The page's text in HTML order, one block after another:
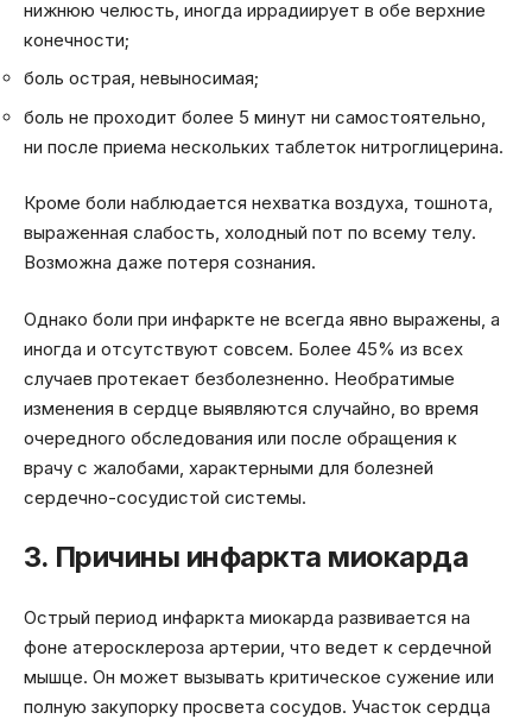
нижнюю челюсть, иногда иррадиирует в обе верхние
конечности;
боль острая, невыносимая;
боль не проходит более 5 минут ни самостоятельно,
ни после приема нескольких таблеток нитроглицерина.
Кроме боли наблюдается нехватка воздуха, тошнота,
выраженная слабость, холодный пот по всему телу.
Возможна даже потеря сознания.
Однако боли при инфаркте не всегда явно выражены, а
иногда и отсутствуют совсем. Более 45% из всех
случаев протекает безболезненно. Необратимые
изменения в сердце выявляются случайно, во время
очередного обследования или после обращения к
врачу с жалобами, характерными для болезней
сердечно-сосудистой системы.
3. Причины инфаркта миокарда
Острый период инфаркта миокарда развивается на
фоне атеросклероза артерии, что ведет к сердечной
мышце. Он может вызывать критическое сужение или
полную закупорку просвета сосудов. Участок сердца